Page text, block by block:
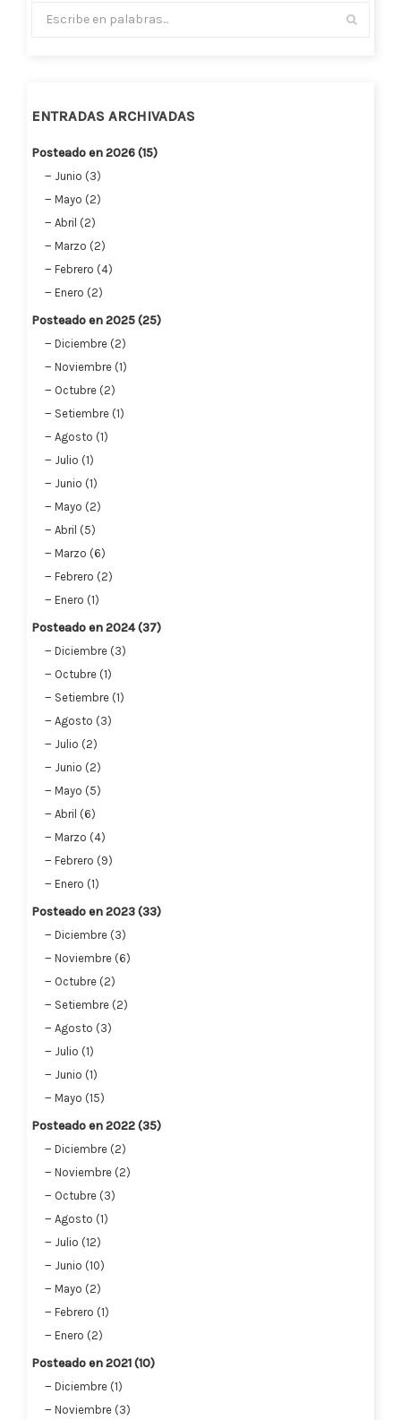
ENTRADAS ARCHIVADAS
Posteado en 2026 (15)
Junio (3)
Mayo (2)
Abril (2)
Marzo (2)
Febrero (4)
Enero (2)
Posteado en 2025 (25)
Diciembre (2)
Noviembre (1)
Octubre (2)
Setiembre (1)
Agosto (1)
Julio (1)
Junio (1)
Mayo (2)
Abril (5)
Marzo (6)
Febrero (2)
Enero (1)
Posteado en 2024 (37)
Diciembre (3)
Octubre (1)
Setiembre (1)
Agosto (3)
Julio (2)
Junio (2)
Mayo (5)
Abril (6)
Marzo (4)
Febrero (9)
Enero (1)
Posteado en 2023 (33)
Diciembre (3)
Noviembre (6)
Octubre (2)
Setiembre (2)
Agosto (3)
Julio (1)
Junio (1)
Mayo (15)
Posteado en 2022 (35)
Diciembre (2)
Noviembre (2)
Octubre (3)
Agosto (1)
Julio (12)
Junio (10)
Mayo (2)
Febrero (1)
Enero (2)
Posteado en 2021 (10)
Diciembre (1)
Noviembre (3)